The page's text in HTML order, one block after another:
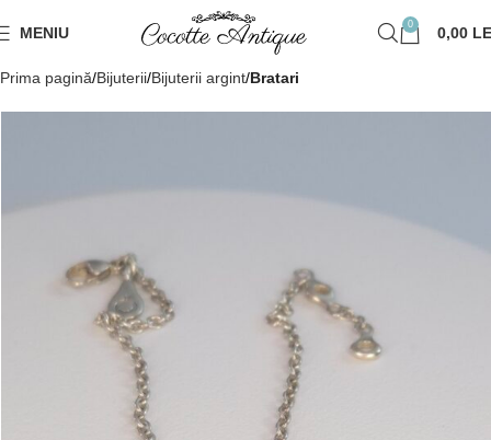
MENIU 0 0,00
Prima pagină Bijuterii Bijuterii argint Bratari